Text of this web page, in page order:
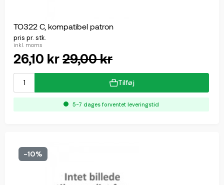
TO322 C, kompatibel patron
pris pr. stk.
inkl. moms
26,10 kr29,00 kr
Tilføj
5-7 dages forventet leveringstid
-10%